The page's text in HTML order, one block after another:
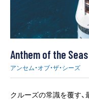
Anthem of the Seas
アンセム・オブ・ザ・シーズ
クルーズの常識を覆す、